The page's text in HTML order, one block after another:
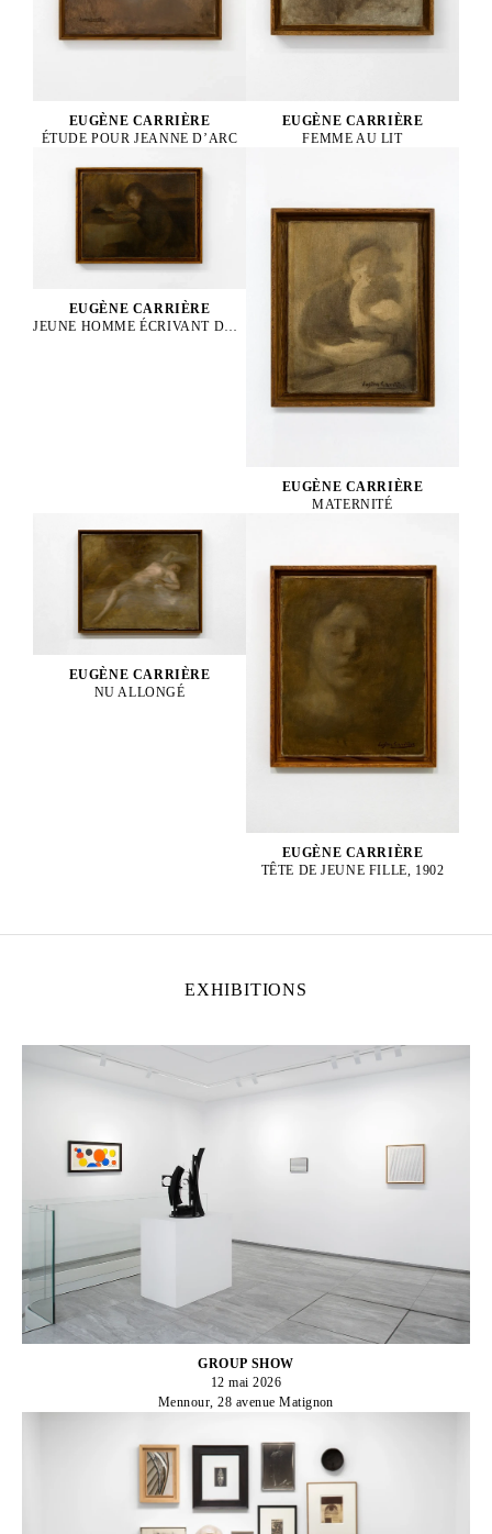
EUGÈNE CARRIÈRE
ÉTUDE POUR JEANNE D’ARC
EUGÈNE CARRIÈRE
FEMME AU LIT
EUGÈNE CARRIÈRE
JEUNE HOMME ÉCRIVANT DANS UN CAHIER
EUGÈNE CARRIÈRE
MATERNITÉ
EUGÈNE CARRIÈRE
NU ALLONGÉ
EUGÈNE CARRIÈRE
TÊTE DE JEUNE FILLE, 1902
EXHIBITIONS
GROUP SHOW
12 mai 2026
Mennour, 28 avenue Matignon